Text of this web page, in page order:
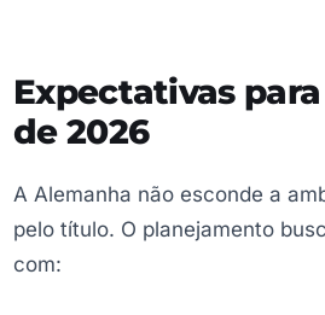
Expectativas
de 2026
A Alemanha não esconde a
pelo título. O planejamento
com: